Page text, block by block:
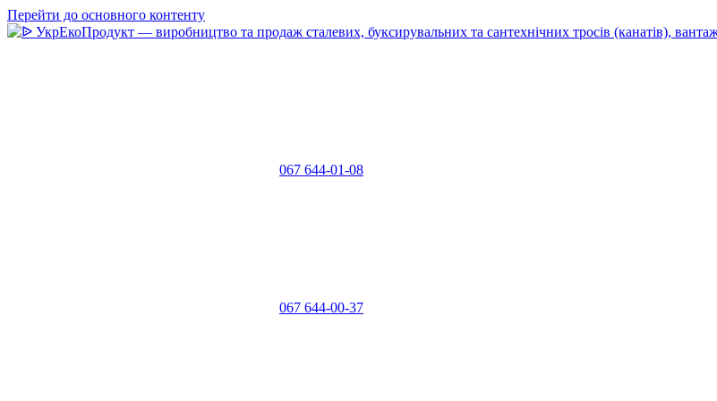
Перейти до основного контенту
067 644-01-08
067 644-00-37